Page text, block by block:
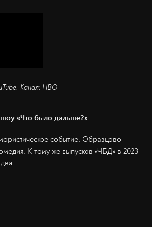
Канал: HBO
шоу «Что было дальше?»
событие. Образцово-
К тому же выпусков «ЧБД» в 2023